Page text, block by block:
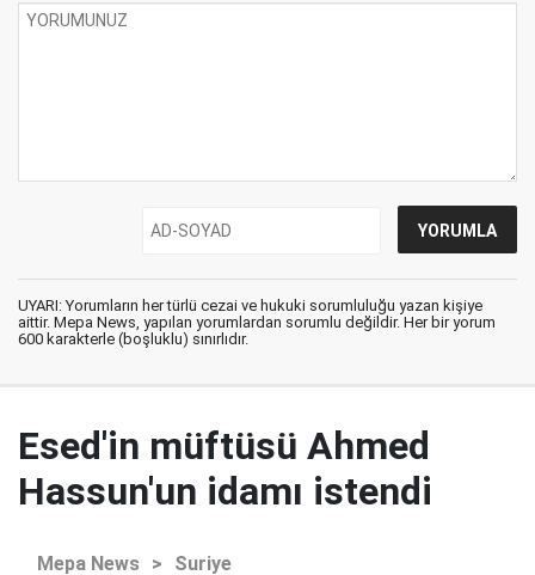
UYARI: Yorumların her türlü cezai ve hukuki sorumluluğu yazan kişiye
aittir. Mepa News, yapılan yorumlardan sorumlu değildir. Her bir yorum
600 karakterle (boşluklu) sınırlıdır.
Esed'in müftüsü Ahmed
Hassun'un idamı istendi
Mepa News > Suriye